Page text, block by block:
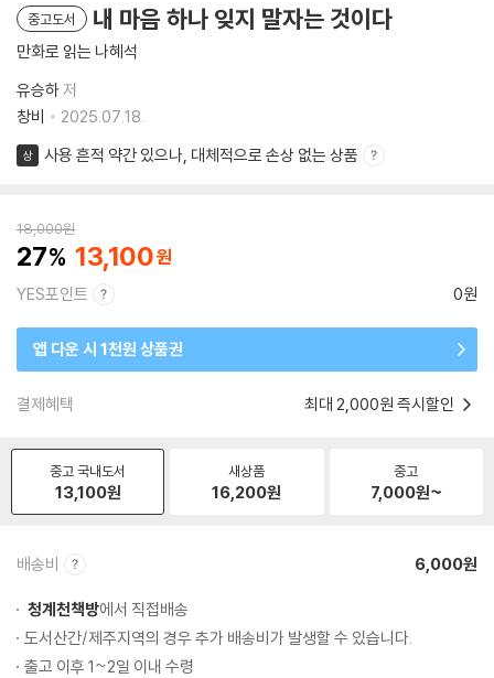
중고도서 내 마음 하나 잊지 말자는 것이다
만화로 읽는 나혜석
유승하저
창비
2025.07.18.
상 사용 흔적 약간 있으나, 대체적으로 손상 없는 상품
18,000원
27 13,100
YES포인트 0원
앱 다운 시 1천원 상품권
결제혜택 최대 2,000원 즉시할인
중고 국내도서
13,100원
새상품
16,200원
중고
7,000원~
배송비 6,000원
청계천책방에서 직접배송
도서산간/제주지역의 경우 추가 배송비가 발생할 수 있습니다.
출고 이후 1~2일 이내 수령